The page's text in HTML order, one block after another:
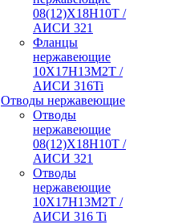
08(12)Х18Н10Т /
АИСИ 321
Фланцы
нержавеющие
10Х17Н13М2Т /
АИСИ 316Ti
Отводы нержавеющие
Отводы
нержавеющие
08(12)Х18Н10Т /
АИСИ 321
Отводы
нержавеющие
10Х17Н13М2Т /
АИСИ 316 Ti